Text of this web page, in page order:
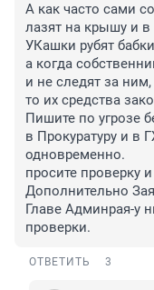
А как часто сами
лазят на крышу и в
УКашки рубят
а когда
и не следят за ним,
то их средства
Пишите по угрозе
в Прокуратуру и в
одновременно.
просите проверку
Дополнительно
Главе Админрая-у
проверки.
ОТВЕТИТЬ 3